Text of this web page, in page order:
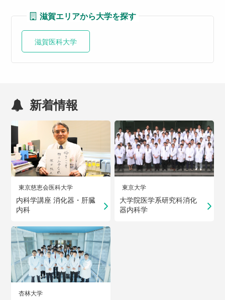
滋賀エリアから大学を探す
滋賀医科大学
新着情報
東京慈恵会医科大学
内科学講座 消化器・肝臓
内科
東京大学
大学院医学系研究科消化
器内科学
杏林大学